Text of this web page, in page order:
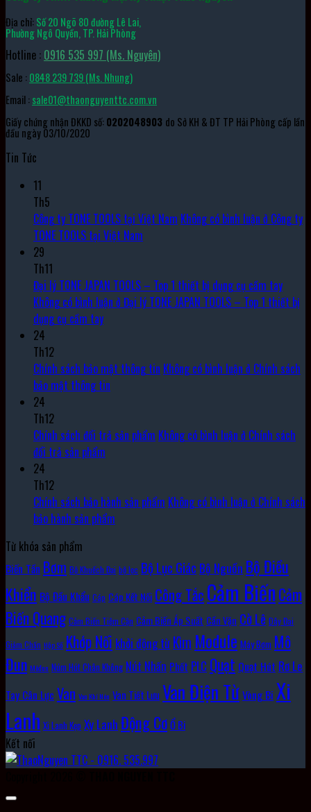
Địa chỉ:Số 20 Ngõ 80 đường Lê Lai,
Phường Ngô Quyền, TP. Hải Phòng
Hotline : 0916 535 997 (Ms. Nguyên)
Sale :0848 239 739 (Ms. Nhung)
Email :sale01@thaonguyenttc.com.vn
Giấy chứng nhận ĐKKD số:0202048903 do Sở KH & ĐT TP Hải Phòng cấp lần
đầu ngày 03/10/2020
Tin Tức
11
Th5
Công ty TONE TOOLS tại Việt Nam Không có bình luận ở Công ty
TONE TOOLS tại Việt Nam
29
Th11
Đại lý TONE JAPAN TOOLS – Top 1 thiết bị dụng cụ cầm tay
Không có bình luận ở Đại lý TONE JAPAN TOOLS – Top 1 thiết bị
dụng cụ cầm tay
24
Th12
Chính sách bảo mật thông tin Không có bình luận ở Chính sách
bảo mật thông tin
24
Th12
Chính sách đổi trả sản phẩm Không có bình luận ở Chính sách
đổi trả sản phẩm
24
Th12
Chính sách bảo hành sản phẩm Không có bình luận ở Chính sách
bảo hành sản phẩm
Từ khóa sản phẩm
Biến Tần Bơm Bộ Khuếch Đại bộ lọc Bộ Lục Giác Bộ Nguồn Bộ Điều
Khiển Bộ Đầu Khẩu Cáp Cáp Kết Nối Công TắcCảm BiếnCảm
Biến Quang Cảm Biến Tiệm Cận Cảm Biến Áp Suất Cần Vặn Cờ Lê Dây Đai
Giảm Chấn Hộp Số Khớp Nối khởi động từ Kìm Module Máy Bơm Mô
Đun Môđun Núm Hút Chân Không Nút Nhấn Phốt PLC Quạt Quạt Hút Rơ Le
Tay Cân Lực Van Van Khí Nén Van Tiết Lưu Van Điện TừVòng Bi Xi
Lanh Xi Lanh Kẹp Xy LanhĐộng CơỔ Bi
Kết nối